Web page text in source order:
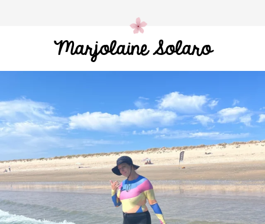
Marjolaine Solaro